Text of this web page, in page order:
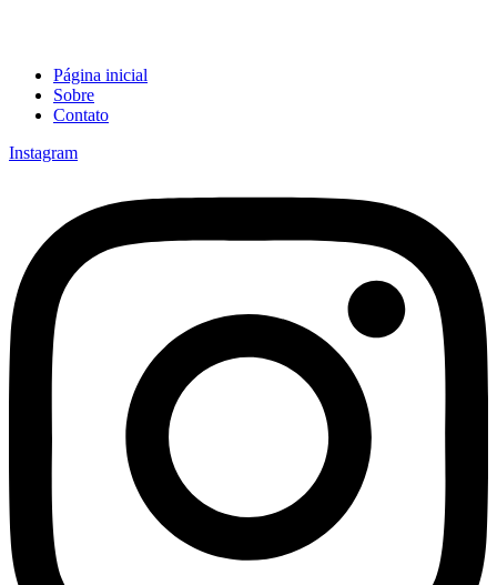
Página inicial
Sobre
Contato
Instagram